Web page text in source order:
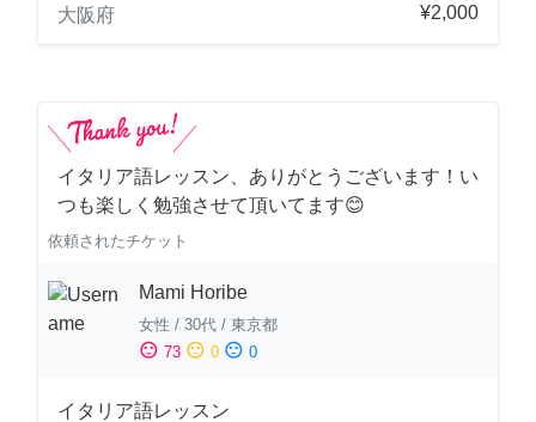
大阪府
¥2,000
イタリア語レッスン、ありがとうございます！い
つも楽しく勉強させて頂いてます😊
依頼されたチケット
Mami Horibe
女性 / 30代 / 東京都
sentiment_satisfied 73 sentiment_neutral 0 sentiment_dissatisfied 0
イタリア語レッスン